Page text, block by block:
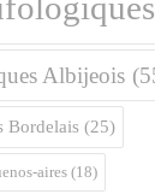
Albijeois
Bordelais (25)
aires (18)